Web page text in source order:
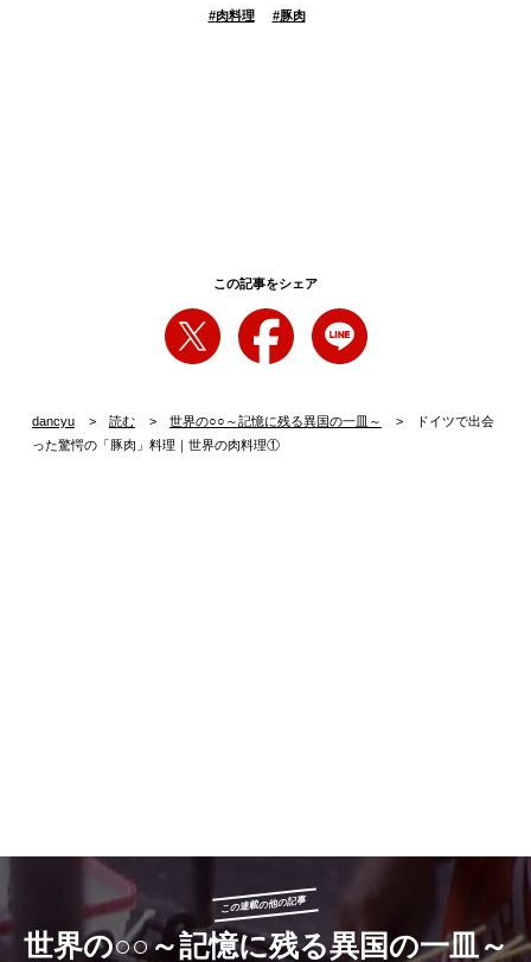
#肉料理 #豚肉
この記事をシェア
dancyu 読む 世界の○○～記憶に残る異国の一皿～
ドイツで出会
った驚愕の「豚肉」料理｜世界の肉料理①
この連載の他の記事
世界の○○～記憶に残る異国の一皿～